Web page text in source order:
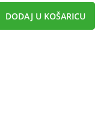
DODAJ U KOŠARICU